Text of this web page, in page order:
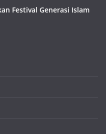
Festival Generasi Islam